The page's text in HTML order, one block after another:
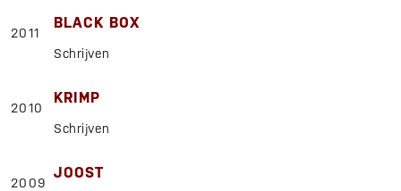
2011
BLACK BOX
Schrijven
2010
KRIMP
Schrijven
2009
JOOST